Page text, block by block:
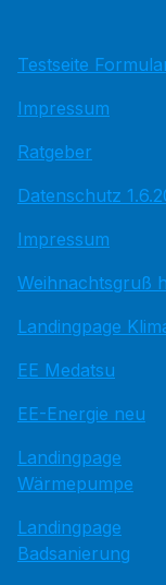
Testseite
Impressum
Ratgeber
Datenschutz
Impressum
Weihnachtsgruß
Landingpage
EE Medatsu
EE-Energie neu
Landingpage
Wärmepumpe
Landingpage
Badsanierung